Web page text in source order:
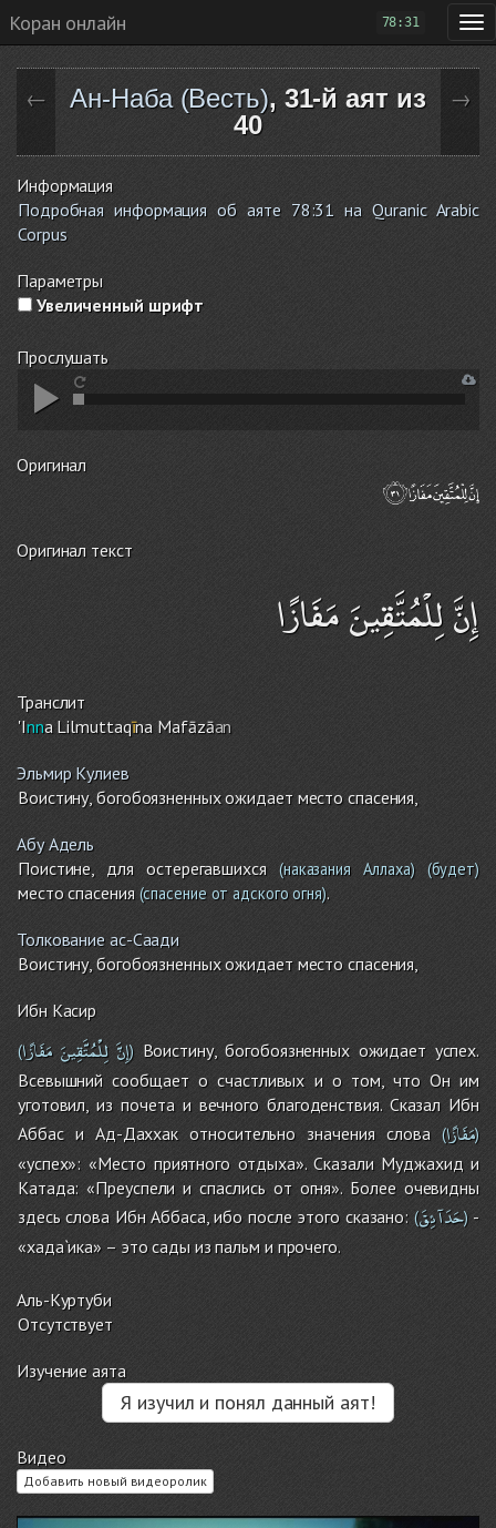
Коран онлайн 78:31
← Ан-Наба (Весть), 31-й аят из
40
→
Информация
Подробная информация об аяте 78:31 на Quranic Arabic
Corpus
Параметры
Увеличенный шрифт
Прослушать
Оригинал
Оригинал текст
إِنَّ لِلْمُتَّقِينَ مَفَازًا
Транслит
'Inna Lilmuttaqīna Mafāzāan
Эльмир Кулиев
Воистину, богобоязненных ожидает место спасения,
Абу Адель
Поистине, для остерегавшихся(наказания Аллаха)(будет)
место спасения(спасение от адского огня).
Толкование ас-Саади
Воистину, богобоязненных ожидает место спасения,
Ибн Касир
( إِنَّ لِلْمُتَّقِينَ مَفَازًا )Воистину, богобоязненных ожидает успех.
Всевышний сообщает о счастливых и о том, что Он им
уготовил, из почета и вечного благоденствия. Сказал Ибн
Аббас и Ад-Даххак относительно значения слова(مَفَازًا)
«успех»: «Место приятного отдыха». Сказали Муджахид и
Катада: «Преуспели и спаслись от огня». Более очевидны
здесь слова Ибн Аббаса, ибо после этого сказано: (حَدَآئِقَ) -
«хада`ика» – это сады из пальм и прочего.
Аль-Куртуби
Отсутствует
Изучение аята
Я изучил и понял данный аят!
Видео
Добавить новый видеоролик